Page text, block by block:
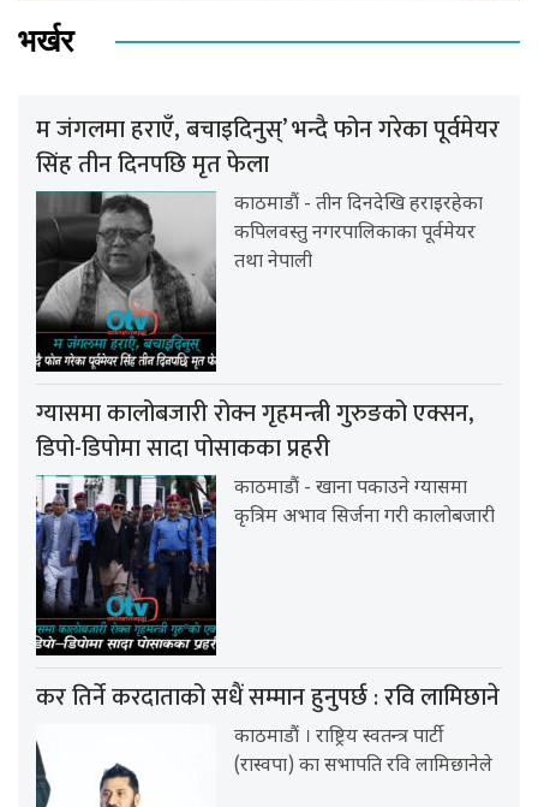
भर्खर
म जंगलमा हराएँ, बचाइदिनुस्’ भन्दै फोन गरेका पूर्वमेयर
सिंह तीन दिनपछि मृत फेला
काठमाडौं - तीन दिनदेखि हराइरहेका
कपिलवस्तु नगरपालिकाका पूर्वमेयर
तथा नेपाली
ग्यासमा कालोबजारी रोक्न गृहमन्त्री गुरुङको एक्सन,
डिपो-डिपोमा सादा पोसाकका प्रहरी
काठमाडौं - खाना पकाउने ग्यासमा
कृत्रिम अभाव सिर्जना गरी कालोबजारी
कर तिर्ने करदाताको सधैं सम्मान हुनुपर्छ : रवि लामिछाने
काठमाडौं । राष्ट्रिय स्वतन्त्र पार्टी
(रास्वपा) का सभापति रवि लामिछानेले